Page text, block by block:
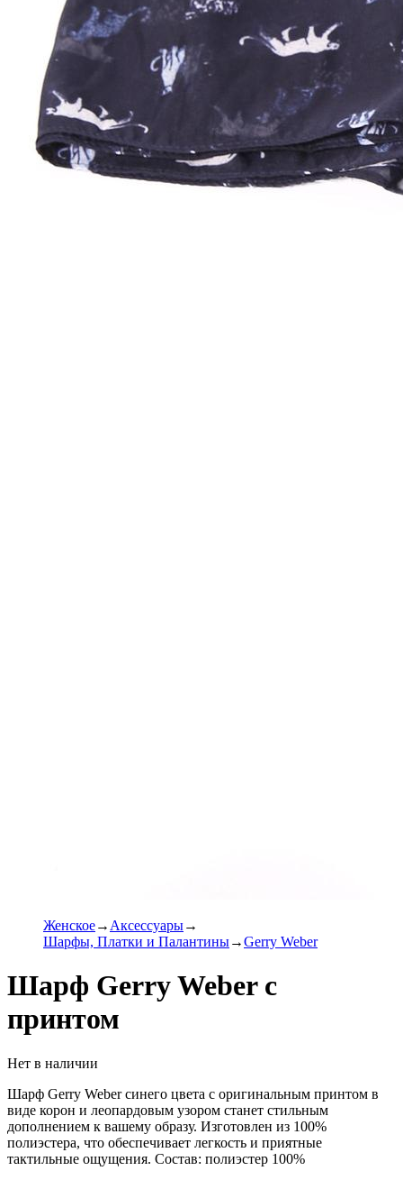
Женское
Аксессуары
Шарфы, Платки и Палантины
Gerry Weber
Шарф Gerry Weber с
принтом
Нет в наличии
Шарф Gerry Weber синего цвета с оригинальным принтом в
виде корон и леопардовым узором станет стильным
дополнением к вашему образу. Изготовлен из 100%
полиэстера, что обеспечивает легкость и приятные
тактильные ощущения. Состав: полиэстер 100%